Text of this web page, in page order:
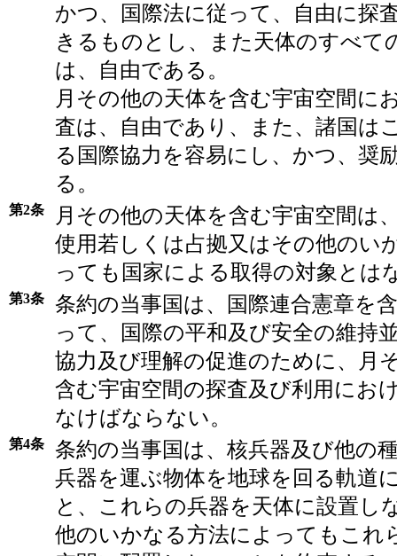
かつ、国際法に従って、自由に探
きるものとし、また天体のすべて
は、自由である。
月その他の天体を含む宇宙空間に
査は、自由であり、また、諸国は
る国際協力を容易にし、かつ、奨
る。
第2条
月その他の天体を含む宇宙空間は
使用若しくは占拠又はその他のい
っても国家による取得の対象とは
第3条
条約の当事国は、国際連合憲章を
って、国際の平和及び安全の維持
協力及び理解の促進のために、月
含む宇宙空間の探査及び利用にお
なけばならない。
第4条
条約の当事国は、核兵器及び他の
兵器を運ぶ物体を地球を回る軌道
と、これらの兵器を天体に設置し
他のいかなる方法によってもこれ